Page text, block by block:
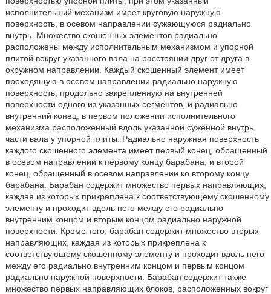
исполнительный механизм имеет круговую наружную
поверхность, в осевом направлении сужающуюся радиально
внутрь. Множество скошенных элементов радиально
расположены между исполнительным механизмом и упорной
плитой вокруг указанного вала на расстоянии друг от друга в
окружном направлении. Каждый скошенный элемент имеет
проходящую в осевом направлении радиально наружную
поверхность, продольно закрепленную на внутренней
поверхности одного из указанных сегментов, и радиально
внутренний конец, в первом положении исполнительного
механизма расположенный вдоль указанной суженной внутрь
части вала у упорной плиты. Радиально наружная поверхность
каждого скошенного элемента имеет первый конец, обращенный
в осевом направлении к первому концу барабана, и второй
конец, обращенный в осевом направлении ко второму концу
барабана. Барабан содержит множество первых направляющих,
каждая из которых прикреплена к соответствующему скошенному
элементу и проходит вдоль него между его радиально
внутренним концом и вторым концом радиально наружной
поверхности. Кроме того, барабан содержит множество вторых
направляющих, каждая из которых прикреплена к
соответствующему скошенному элементу и проходит вдоль него
между его радиально внутренним концом и первым концом
радиально наружной поверхности. Барабан содержит также
множество первых направляющих блоков, расположенных вокруг